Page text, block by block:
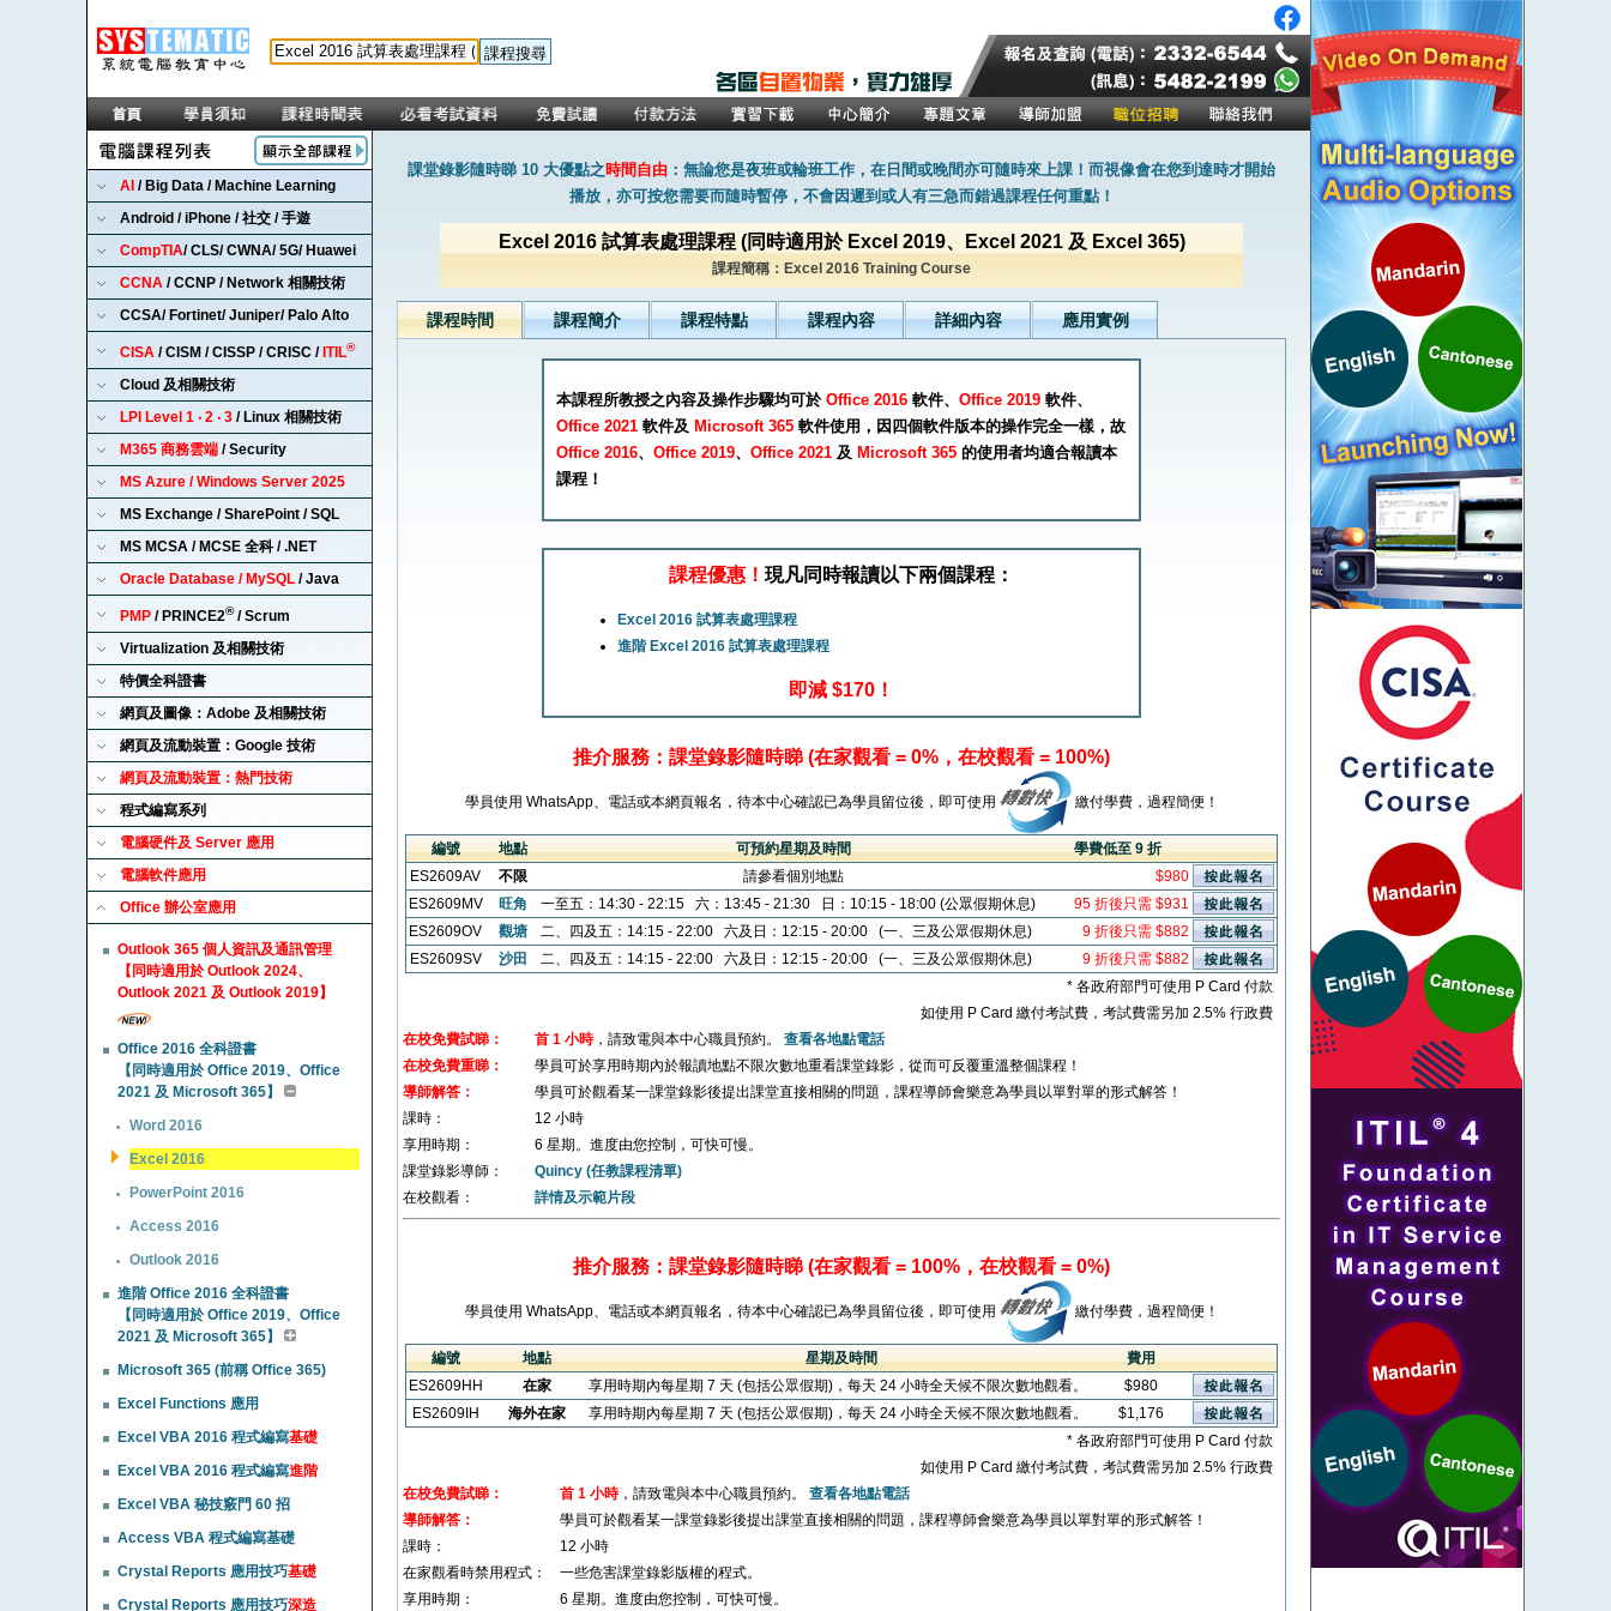
AI / Big Data / Machine Learning
Android / iPhone / 社交 / 手遊
CompTIA/ CLS/ CWNA/ 5G/ Huawei
CCNA / CCNP / Network 相關技術
CCSA/ Fortinet/ Juniper/ Palo Alto
CISA / CISM / CISSP / CRISC / ITIL®
Cloud 及相關技術
LPI Level 1 ‧ 2 ‧ 3 / Linux 相關技術
M365 商務雲端 / Security
MS Azure / Windows Server 2025
MS Exchange / SharePoint / SQL
MS MCSA / MCSE 全科 / .NET
Oracle Database / MySQL / Java
PMP / PRINCE2®/ Scrum
Virtualization 及相關技術
特價全科證書
網頁及圖像：Adobe 及相關技術
網頁及流動裝置：Google 技術
網頁及流動裝置：熱門技術
程式編寫系列
電腦硬件及 Server 應用
電腦軟件應用
Office 辦公室應用
Outlook 365 個人資訊及通訊管理
【同時適用於 Outlook 2024、
Outlook 2021 及 Outlook 2019】
Office 2016 全科證書
【同時適用於 Office 2019、Office
2021 及 Microsoft 365】
Word 2016
Excel 2016
PowerPoint 2016
Access 2016
Outlook 2016
進階 Office 2016 全科證書
【同時適用於 Office 2019、Office
2021 及 Microsoft 365】
Microsoft 365 (前稱 Office 365)
Excel Functions 應用
Excel VBA 2016 程式編寫基礎
Excel VBA 2016 程式編寫進階
Excel VBA 秘技竅門 60 招
Access VBA 程式編寫基礎
Crystal Reports 應用技巧基礎
Crystal Reports 應用技巧深造
課堂錄影隨時睇 10 大優點之時間自由 ：無論您是夜班或輪班工作，在日間或晚間亦可隨時來上課！而視像會在您到達時才開始
播放，亦可按您需要而隨時暫停，不會因遲到或人有三急而錯過課程任何重點！
Excel 2016 試算表處理課程 (同時適用於 Excel 2019、Excel 2021 及 Excel 365)
課程簡稱：Excel 2016 Training Course
課程時間 課程簡介 課程特點 課程內容 詳細內容 應用實例
本課程所教授之內容及操作步驟均可於 Office 2016 軟件、 Office 2019 軟件、
Office 2021 軟件及 Microsoft 365 軟件使用，因四個軟件版本的操作完全一樣，故
Office 2016、 Office 2019、 Office 2021 及 Microsoft 365 的使用者均適合報讀本
課程！
課程優惠！ 現凡同時報讀以下兩個課程：
Excel 2016 試算表處理課程
進階 Excel 2016 試算表處理課程
即減 $170！
推介服務：課堂錄影隨時睇 (在家觀看 = 0%，在校觀看 = 100%)
學員使用 WhatsApp、電話或本網頁報名，待本中心確認已為學員留位後，即可使用 繳付學費，過程簡便！
編號 地點 可預約星期及時間
學費低至 9 折
ES2609AV
不限 請參看個別地點
$980
ES2609MV
旺角 一至五：14:30 - 22:15 六：13:45 - 21:30 日：10:15 - 18:00 (公眾假期休息)
95 折後只需 $931
ES2609OV
觀塘 二、四及五：14:15 - 22:00 六及日：12:15 - 20:00 (一、三及公眾假期休息)
9 折後只需 $882
ES2609SV
沙田 二、四及五：14:15 - 22:00 六及日：12:15 - 20:00 (一、三及公眾假期休息)
9 折後只需 $882
* 各政府部門可使用 P Card 付款
如使用 P Card 繳付考試費，考試費需另加 2.5% 行政費
在校免費試睇：
首 1 小時，請致電與本中心職員預約。 查看各地點電話
在校免費重睇：
學員可於享用時期內於報讀地點不限次數地重看課堂錄影，從而可反覆重溫整個課程！
導師解答：
學員可於觀看某一課堂錄影後提出課堂直接相關的問題，課程導師會樂意為學員以單對單的形式解答！
課時：
12 小時
享用時期：
6 星期。進度由您控制，可快可慢。
課堂錄影導師：
Quincy (任教課程清單)
在校觀看：
詳情及示範片段
推介服務：課堂錄影隨時睇 (在家觀看 = 100%，在校觀看 = 0%)
學員使用 WhatsApp、電話或本網頁報名，待本中心確認已為學員留位後，即可使用 繳付學費，過程簡便！
編號 地點 星期及時間
費用
ES2609HH
在家 享用時期內每星期 7 天 (包括公眾假期)，每天 24 小時全天候不限次數地觀看。
$980
ES2609IH
海外在家 享用時期內每星期 7 天 (包括公眾假期)，每天 24 小時全天候不限次數地觀看。
$1,176
* 各政府部門可使用 P Card 付款
如使用 P Card 繳付考試費，考試費需另加 2.5% 行政費
在校免費試睇：
首 1 小時，請致電與本中心職員預約。 查看各地點電話
導師解答：
學員可於觀看某一課堂錄影後提出課堂直接相關的問題，課程導師會樂意為學員以單對單的形式解答！
課時：
12 小時
在家觀看時禁用程式：
一些危害課堂錄影版權的程式。
享用時期：
6 星期。進度由您控制，可快可慢。